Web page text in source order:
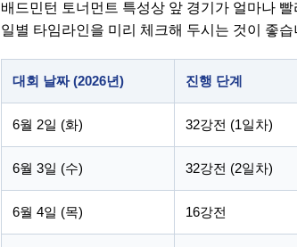
배드민턴 토너먼트 특성상 앞 경기가 얼마나
일별 타임라인을 미리 체크해 두시는 것이 좋습
대회 날짜 (2026년) 진행 단계
6월 2일 (화) 32강전 (1일차)
6월 3일 (수) 32강전 (2일차)
6월 4일 (목) 16강전